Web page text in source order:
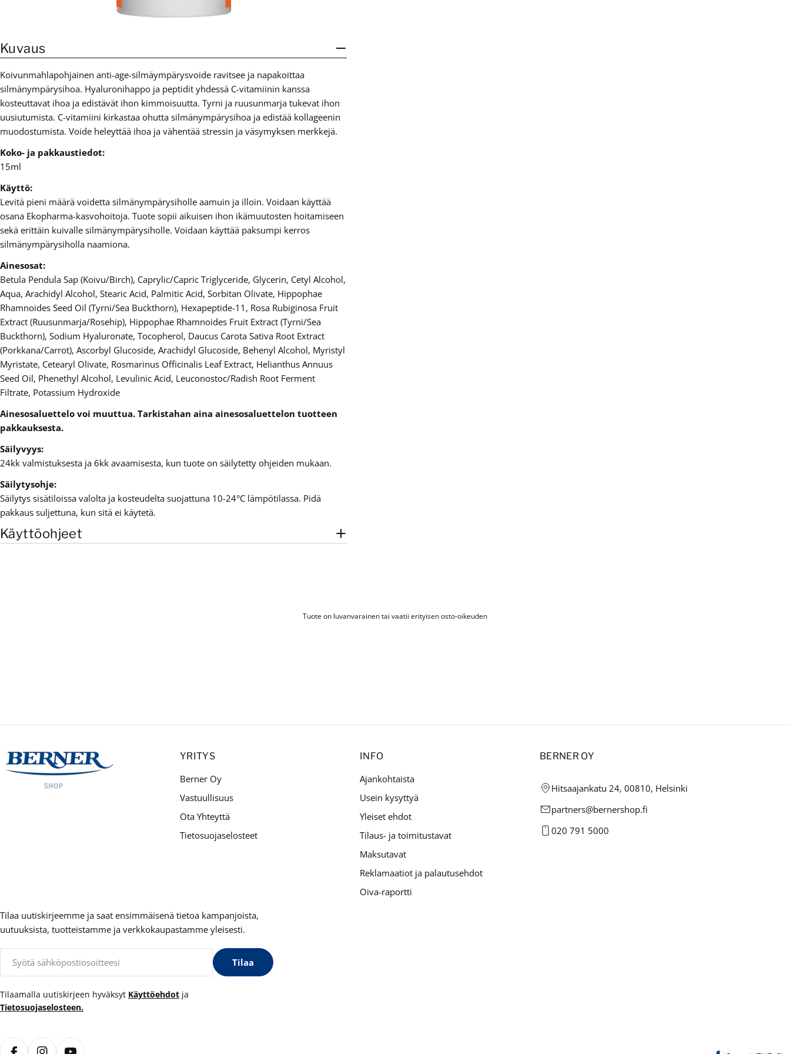
Kuvaus
Koivunmahlapohjainen anti-age-silmäympärysvoide ravitsee ja napakoittaa
silmänympärysihoa. Hyaluronihappo ja peptidit yhdessä C-vitamiinin kanssa
kosteuttavat ihoa ja edistävät ihon kimmoisuutta. Tyrni ja ruusunmarja tukevat ihon
uusiutumista. C-vitamiini kirkastaa ohutta silmänympärysihoa ja edistää kollageenin
muodostumista. Voide heleyttää ihoa ja vähentää stressin ja väsymyksen merkkejä.
Koko- ja pakkaustiedot:
15ml
Käyttö:
Levitä pieni määrä voidetta silmänympärysiholle aamuin ja illoin. Voidaan käyttää
osana Ekopharma-kasvohoitoja. Tuote sopii aikuisen ihon ikämuutosten hoitamiseen
sekä erittäin kuivalle silmänympärysiholle. Voidaan käyttää paksumpi kerros
silmänympärysiholla naamiona.
Ainesosat:
Betula Pendula Sap (Koivu/Birch), Caprylic/Capric Triglyceride, Glycerin, Cetyl Alcohol,
Aqua, Arachidyl Alcohol, Stearic Acid, Palmitic Acid, Sorbitan Olivate, Hippophae
Rhamnoides Seed Oil (Tyrni/Sea Buckthorn), Hexapeptide-11, Rosa Rubiginosa Fruit
Extract (Ruusunmarja/Rosehip), Hippophae Rhamnoides Fruit Extract (Tyrni/Sea
Buckthorn), Sodium Hyaluronate, Tocopherol, Daucus Carota Sativa Root Extract
(Porkkana/Carrot), Ascorbyl Glucoside, Arachidyl Glucoside, Behenyl Alcohol, Myristyl
Myristate, Cetearyl Olivate, Rosmarinus Officinalis Leaf Extract, Helianthus Annuus
Seed Oil, Phenethyl Alcohol, Levulinic Acid, Leuconostoc/Radish Root Ferment
Filtrate, Potassium Hydroxide
Ainesosaluettelo voi muuttua. Tarkistahan aina ainesosaluettelon tuotteen
pakkauksesta.
Säilyvyys:
24kk valmistuksesta ja 6kk avaamisesta, kun tuote on säilytetty ohjeiden mukaan.
Säilytysohje:
Säilytys sisätiloissa valolta ja kosteudelta suojattuna 10-24°C lämpötilassa. Pidä
pakkaus suljettuna, kun sitä ei käytetä.
Käyttöohjeet
Tuote on luvanvarainen tai vaatii erityisen osto-oikeuden
YRITYS
Berner Oy
Vastuullisuus
Ota Yhteyttä
Tietosuojaselosteet
INFO
Ajankohtaista
Usein kysyttyä
Yleiset ehdot
Tilaus- ja toimitustavat
Maksutavat
Reklamaatiot ja palautusehdot
Oiva-raportti
BERNER OY
Hitsaajankatu 24, 00810, Helsinki
partners@bernershop.fi
020 791 5000
Tilaa uutiskirjeemme ja saat ensimmäisenä tietoa kampanjoista,
uutuuksista, tuotteistamme ja verkkokaupastamme yleisesti.
Tilaa
Tilaamalla uutiskirjeen hyväksyt Käyttöehdot ja
Tietosuojaselosteen.